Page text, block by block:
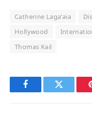
Catherine Lagaʻaia
Hollywood
Thomas Kail
FacebookTwitter